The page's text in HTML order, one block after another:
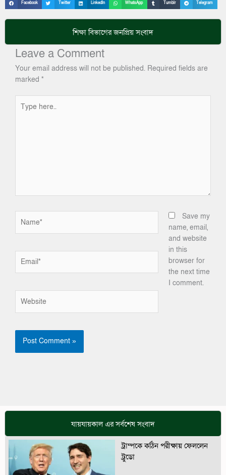
Facebook Twitter LinkedIn WhatsApp Tumblr Telegram
শিক্ষাবিভাগের জনপ্রিয় সংবাদ
Leave a Comment
Your email address will not be published. Required fields are
marked *
here..
Save my
name, email,
and website
in this
browser for
the next time
I comment.
যায়যায়কাল এর সর্বশেষ সংবাদ
ট্রাম্পকে কঠিন পরীক্ষায় ফেললেন
ট্রুডো